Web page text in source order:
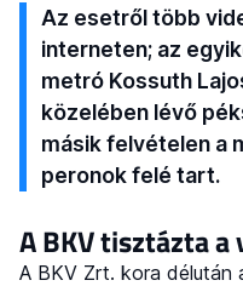
Az esetről több
interneten; az
metró Kossuth
közelében lévő
másik felvételen a
peronok felé tart.
A BKV tisztázta
A BKV Zrt. kora délután